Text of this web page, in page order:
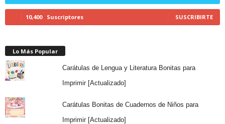
10,400 Suscriptores SUSCRIBIRTE
Lo Más Popular
Carátulas de Lengua y Literatura Bonitas para
Imprimir [Actualizado]
Carátulas Bonitas de Cuadernos de Niños para
Imprimir [Actualizado]